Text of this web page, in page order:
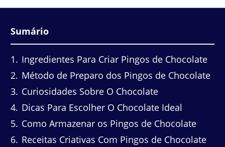
Sumário
1
Ingredientes Para Criar Pingos de Chocolate
2 Método de Preparo dos Pingos de Chocolate
3 Curiosidades Sobre O Chocolate
4 Dicas Para Escolher O Chocolate Ideal
5 Como Armazenar os Pingos de Chocolate
6 Receitas Criativas Com Pingos de Chocolate